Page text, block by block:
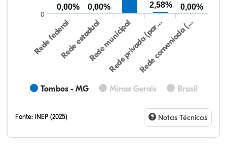
Tombos - MG Minas Gerais Brasil
Rede federalRede estadualRede municipal
Rede privada (par…Rede conveniada (…
0
0,00% 0,00% 2,58% 0,00%
Fonte: INEP (2025) Notas Técnicas